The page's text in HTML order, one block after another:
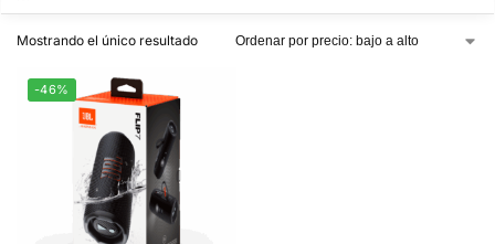
Mostrando el único resultado
-46%